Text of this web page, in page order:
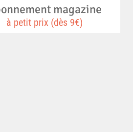
magazine
à petit prix (dès 9€)